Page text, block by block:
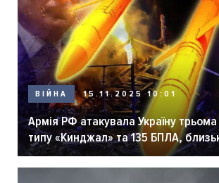
ВІЙНА 15.11.2025 10:01
Армія РФ атакувала Україну
типу «Кинджал» та 135 БПЛА,
«шахеди», звітують Повітряні сили